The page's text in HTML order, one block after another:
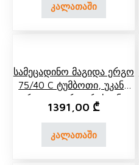
კალათაში
Სამეცადინო Მაგიდა Ერგო
75/40 C Ტუმბოთი, Უკანა
Ერთ Და Ორ Იარუსიანი
Თაროთი
1391,00 ₾
კალათაში